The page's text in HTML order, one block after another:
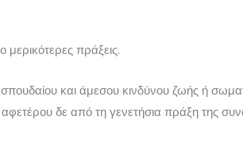
πράξεις.
και άμεσου κινδύνου ζωής ή
δε από τη γενετήσια πράξη της